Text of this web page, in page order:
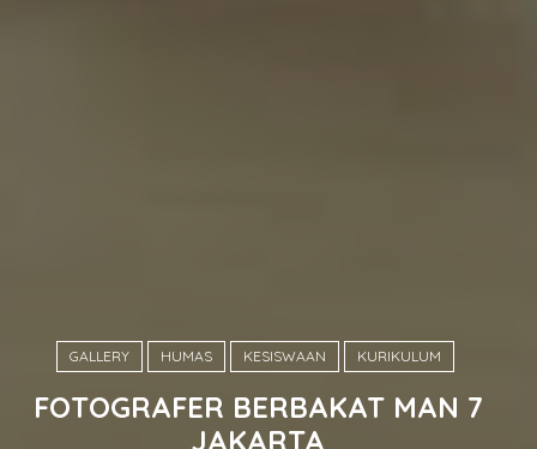
GALLERY HUMAS KESISWAAN KURIKULUM
FOTOGRAFER BERBAKAT MAN 7
JAKARTA